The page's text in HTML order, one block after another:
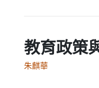
教育政策
朱麒華